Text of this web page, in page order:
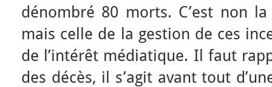
dénombré 80 morts. C’est non
mais celle de la gestion de ces
de l’intérêt médiatique. Il faut
des décès, il s’agit avant tout